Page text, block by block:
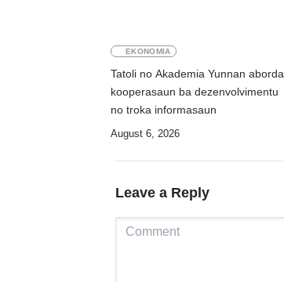
EKONOMIA
Tatoli no Akademia Yunnan aborda
kooperasaun ba dezenvolvimentu
no troka informasaun
August 6, 2026
Leave a Reply